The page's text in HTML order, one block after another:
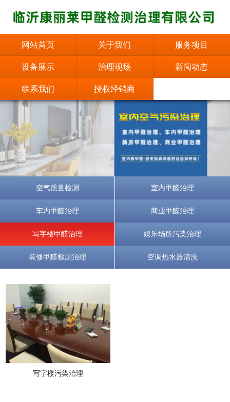
网站首页 关于我们 服务项目
设备展示 治理现场 新闻动态
联系我们 授权经销商
空气质量检测 室内甲醛治理
车内甲醛治理 商业甲醛治理
写字楼甲醛治理 娱乐场所污染治理
装修甲醛检测治理 空调热水器清洗
写字楼污染治理